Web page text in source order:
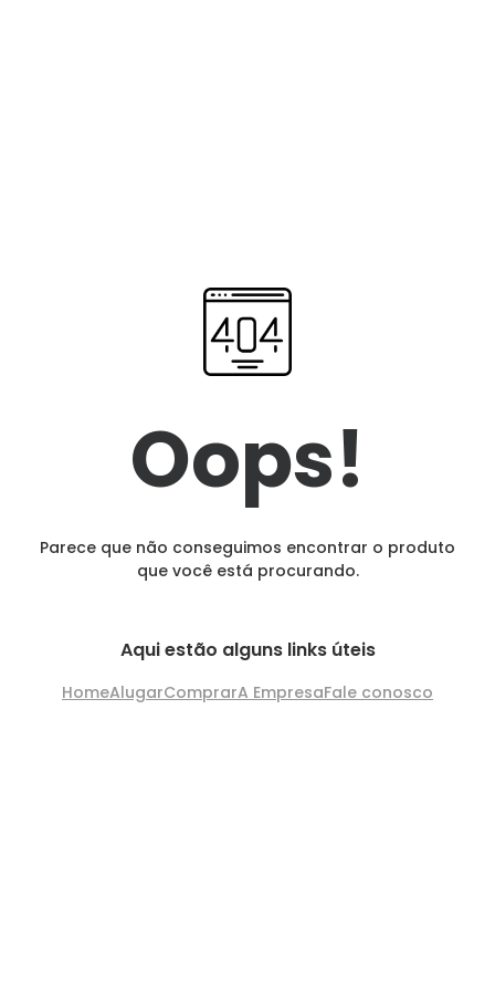
Oops!
Parece que não conseguimos encontrar o produto
que você está procurando.
Aqui estão alguns links úteis
HomeAlugarComprarA EmpresaFale conosco